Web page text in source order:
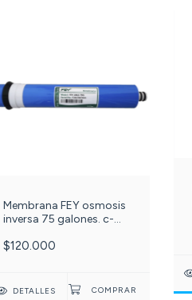
Membrana FEY osmosis
inversa 75 galones. c-
$120.000
DETALLES